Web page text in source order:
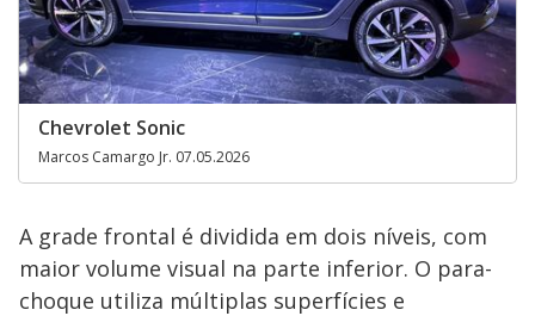
Chevrolet Sonic
Marcos Camargo Jr. 07.05.2026
A grade frontal é dividida em dois níveis, com
maior volume visual na parte inferior. O para-
choque utiliza múltiplas superfícies e